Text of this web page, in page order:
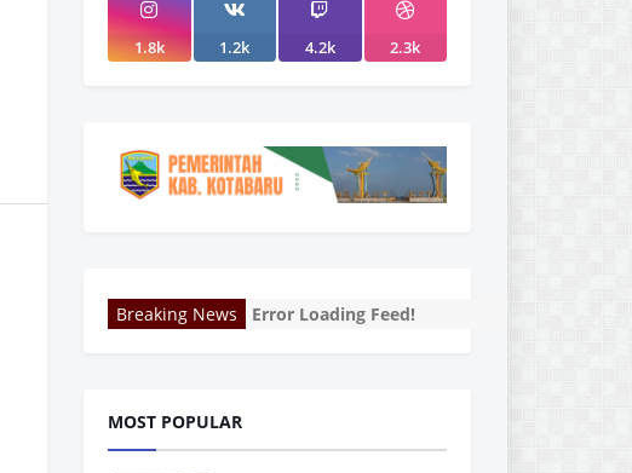
1.8k 1.2k 4.2k 2.3k
Breaking News Error Loading Feed!
MOST POPULAR